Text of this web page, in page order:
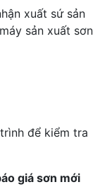
xuất sứ sản
sản xuất sơn
để kiểm tra
giá sơn mới